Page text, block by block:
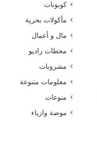
كوبونات
مأكولات بحرية
مال و أعمال
محطات راديو
مشروبات
معلومات متنوعة
منوعات
موضة وازياء